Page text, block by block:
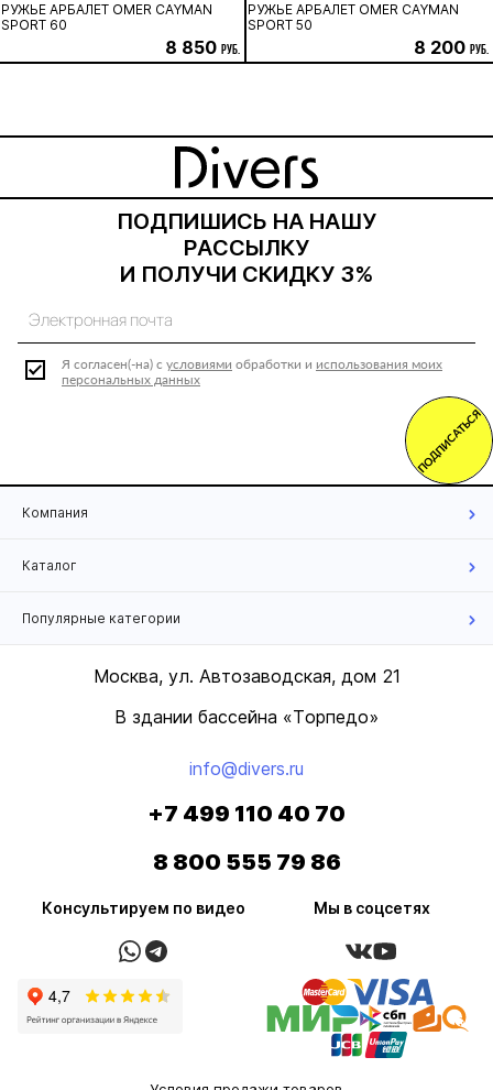
РУЖЬЕ АРБАЛЕТ OMER CAYMAN
SPORT 60
8 850 руб.
РУЖЬЕ АРБАЛЕТ OMER CAYMAN
SPORT 50
8 200 руб.
ПОДПИШИСЬ НА НАШУ
РАССЫЛКУ
И ПОЛУЧИ СКИДКУ 3%
Я согласен(-на) с условиями обработки и использования моих
персональных данных
ПОДПИСАТЬСЯ
Компания
Каталог
Популярные категории
Москва, ул. Автозаводская, дом 21
В здании бассейна «Торпедо»
info@divers.ru
Консультируем по видео Мы в соцсетях
+7 499 110 40 70
8 800 555 79 86